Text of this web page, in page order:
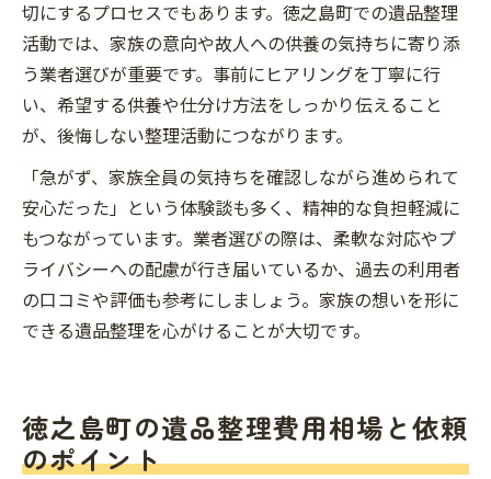
切にするプロセスでもあります。徳之島町での遺品整理
活動では、家族の意向や故人への供養の気持ちに寄り添
う業者選びが重要です。事前にヒアリングを丁寧に行
い、希望する供養や仕分け方法をしっかり伝えること
が、後悔しない整理活動につながります。
「急がず、家族全員の気持ちを確認しながら進められて
安心だった」という体験談も多く、精神的な負担軽減に
もつながっています。業者選びの際は、柔軟な対応やプ
ライバシーへの配慮が行き届いているか、過去の利用者
の口コミや評価も参考にしましょう。家族の想いを形に
できる遺品整理を心がけることが大切です。
徳之島町の遺品整理費用相場と依頼
のポイント